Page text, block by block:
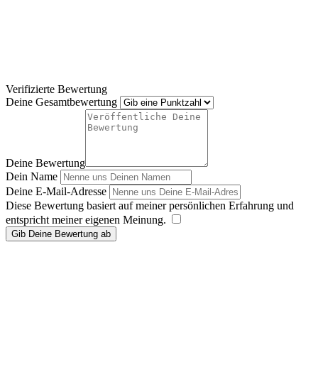
Verifizierte Bewertung
Deine Gesamtbewertung
Deine Bewertung
Dein Name
Deine E-Mail-Adresse
Diese Bewertung basiert auf meiner persönlichen Erfahrung und
entspricht meiner eigenen Meinung.
Gib Deine Bewertung ab